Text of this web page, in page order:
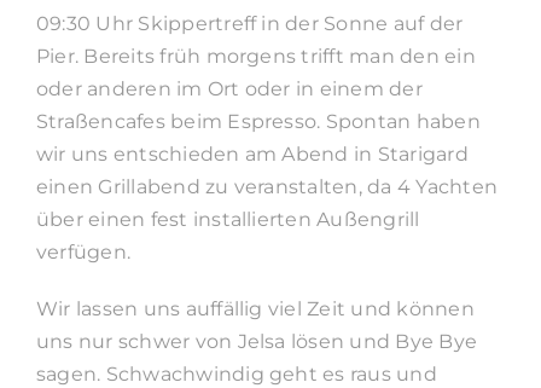
09:30 Uhr Skippertreff in der Sonne auf der
Pier. Bereits früh morgens trifft man den ein
oder anderen im Ort oder in einem der
Straßencafes beim Espresso. Spontan haben
wir uns entschieden am Abend in Starigard
einen Grillabend zu veranstalten, da 4 Yachten
über einen fest installierten Außengrill
verfügen.
Wir lassen uns auffällig viel Zeit und können
uns nur schwer von Jelsa lösen und Bye Bye
sagen. Schwachwindig geht es raus und